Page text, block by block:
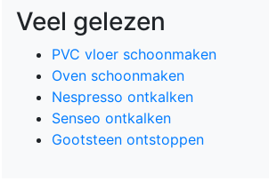
Veel gelezen
PVC vloer schoonmaken
Oven schoonmaken
Nespresso ontkalken
Senseo ontkalken
Gootsteen ontstoppen